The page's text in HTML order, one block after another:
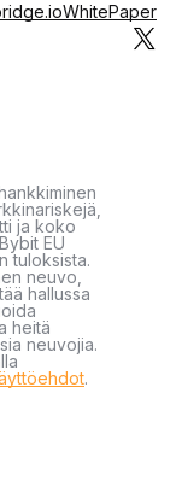
WhitePaper
ja koko
EU
tuloksista.
neuvo,
hallussa
heitä
neuvojia.
.